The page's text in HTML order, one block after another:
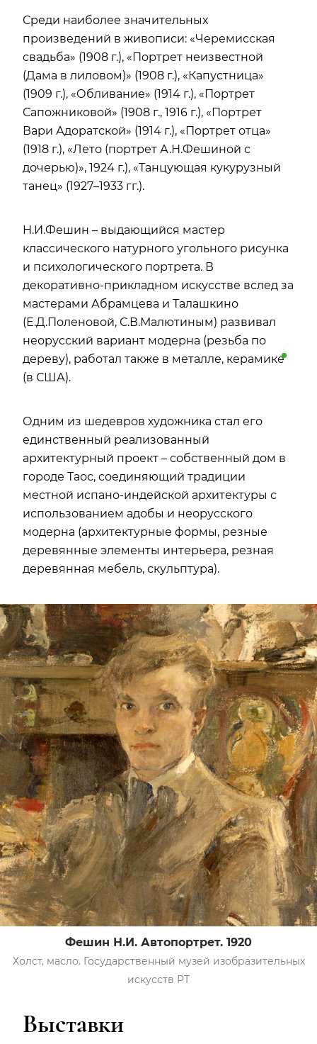
Среди наиболее значительных
произведений в живописи: «Черемисская
свадьба» (1908 г.), «Портрет неизвестной
(Дама в лиловом)» (1908 г.), «Капустница»
(1909 г.), «Обливание» (1914 г.), «Портрет
Сапожниковой» (1908 г., 1916 г.), «Портрет
Вари Адоратской» (1914 г.), «Портрет отца»
(1918 г.), «Лето (портрет А.Н.Фешиной с
дочерью)», 1924 г.), «Танцующая кукурузный
танец» (1927–1933 гг.).
Н.И.Фешин – выдающийся мастер
классического натурного угольного рисунка
и психологического портрета. В
декоративно-прикладном искусстве вслед за
мастерами Абрамцева и Талашкино
(Е.Д.Поленовой, С.В.Малютиным) развивал
неорусский вариант модерна (резьба по
дереву), работал также в металле, керамике
(в США).
Одним из шедевров художника стал его
единственный реализованный
архитектурный проект – собственный дом в
городе Таос, соединяющий традиции
местной испано-индейской архитектуры с
использованием адобы и неорусского
модерна (архитектурные формы, резные
деревянные элементы интерьера, резная
деревянная мебель, скульптура).
Фешин Н.И. Автопортрет. 1920
Холст, масло. Государственный музей изобразительных
искусств РТ
Выставки